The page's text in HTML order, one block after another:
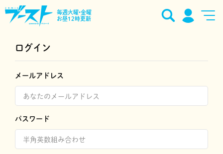
毎週火曜•金曜
お昼12時更新
ログイン
メールアドレス
パスワード